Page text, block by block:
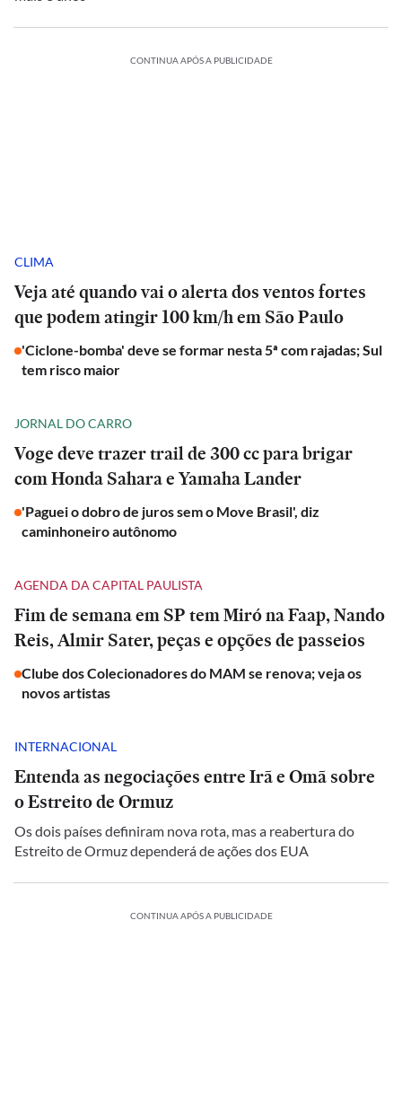
CONTINUA APÓS A PUBLICIDADE
CLIMA
Veja até quando vai o alerta dos ventos fortes
que podem atingir 100 km/h em São Paulo
'Ciclone-bomba' deve se formar nesta 5ª com rajadas; Sul
tem risco maior
JORNAL DO CARRO
Voge deve trazer trail de 300 cc para brigar
com Honda Sahara e Yamaha Lander
'Paguei o dobro de juros sem o Move Brasil', diz
caminhoneiro autônomo
AGENDA DA CAPITAL PAULISTA
Fim de semana em SP tem Miró na Faap, Nando
Reis, Almir Sater, peças e opções de passeios
Clube dos Colecionadores do MAM se renova; veja os
novos artistas
INTERNACIONAL
Entenda as negociações entre Irã e Omã sobre
o Estreito de Ormuz
Os dois países definiram nova rota, mas a reabertura do
Estreito de Ormuz dependerá de ações dos EUA
CONTINUA APÓS A PUBLICIDADE